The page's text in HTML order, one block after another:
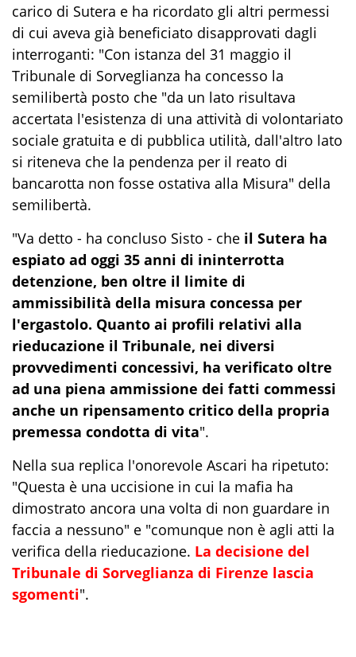
carico di Sutera e ha ricordato gli altri permessi
di cui aveva già beneficiato disapprovati dagli
interroganti: "Con istanza del 31 maggio il
Tribunale di Sorveglianza ha concesso la
semilibertà posto che "da un lato risultava
accertata l'esistenza di una attività di volontariato
sociale gratuita e di pubblica utilità, dall'altro lato
si riteneva che la pendenza per il reato di
bancarotta non fosse ostativa alla Misura" della
semilibertà.
"Va detto - ha concluso Sisto - che il Sutera ha
espiato ad oggi 35 anni di ininterrotta
detenzione, ben oltre il limite di
ammissibilità della misura concessa per
l'ergastolo. Quanto ai profili relativi alla
rieducazione il Tribunale, nei diversi
provvedimenti concessivi, ha verificato oltre
ad una piena ammissione dei fatti commessi
anche un ripensamento critico della propria
premessa condotta di vita".
Nella sua replica l'onorevole Ascari ha ripetuto:
"Questa è una uccisione in cui la mafia ha
dimostrato ancora una volta di non guardare in
faccia a nessuno" e "comunque non è agli atti la
verifica della rieducazione. La decisione del
Tribunale di Sorveglianza di Firenze lascia
sgomenti".